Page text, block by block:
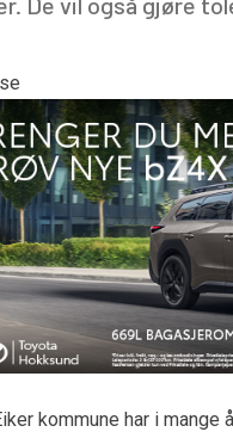
kommune har i mange